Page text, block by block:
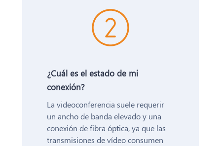
¿Cuál es el estado de mi
conexión?
La videoconferencia suele requerir
un ancho de banda elevado y una
conexión de fibra óptica, ya que las
transmisiones de vídeo consumen